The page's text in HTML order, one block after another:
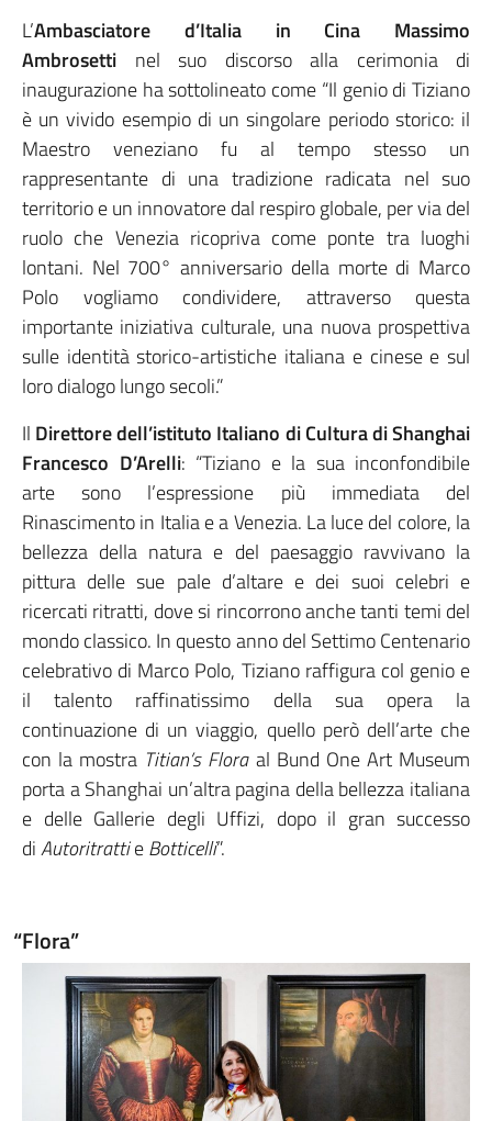
L’Ambasciatore d’Italia in Cina Massimo
Ambrosetti nel suo discorso alla cerimonia di
inaugurazione ha sottolineato come “Il genio di Tiziano
è un vivido esempio di un singolare periodo storico: il
Maestro veneziano fu al tempo stesso un
rappresentante di una tradizione radicata nel suo
territorio e un innovatore dal respiro globale, per via del
ruolo che Venezia ricopriva come ponte tra luoghi
lontani. Nel 700° anniversario della morte di Marco
Polo vogliamo condividere, attraverso questa
importante iniziativa culturale, una nuova prospettiva
sulle identità storico-artistiche italiana e cinese e sul
loro dialogo lungo secoli.”
Il Direttore dell’istituto Italiano di Cultura di Shanghai
Francesco D’Arelli: “Tiziano e la sua inconfondibile
arte sono l’espressione più immediata del
Rinascimento in Italia e a Venezia. La luce del colore, la
bellezza della natura e del paesaggio ravvivano la
pittura delle sue pale d’altare e dei suoi celebri e
ricercati ritratti, dove si rincorrono anche tanti temi del
mondo classico. In questo anno del Settimo Centenario
celebrativo di Marco Polo, Tiziano raffigura col genio e
il talento raffinatissimo della sua opera la
continuazione di un viaggio, quello però dell’arte che
con la mostra Titian’s Floraal Bund One Art Museum
porta a Shanghai un’altra pagina della bellezza italiana
e delle Gallerie degli Uffizi, dopo il gran successo
diAutoritrattieBotticelli”.
“Flora”